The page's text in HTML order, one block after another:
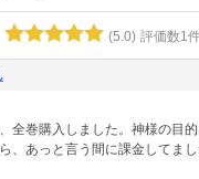
(5.0) 評価数1
全巻購入しました。神様の目
、あっと言う間に課金してま
て、もっともっといろんな人